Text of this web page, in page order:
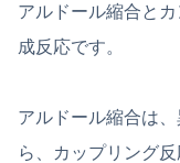
アルドール縮合と
成反応です。
アルドール縮合は
ら、カップリング反